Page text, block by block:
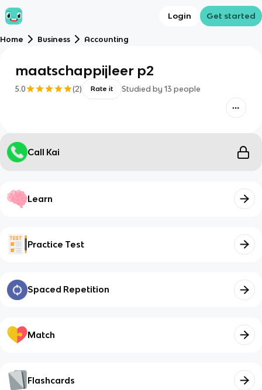
Login Get started
Home Business Accounting
maatschappijleer p2
5.0 (2) Rate it Studied by 13 people
Call Kai
Learn
Practice Test
Spaced Repetition
Match
Flashcards